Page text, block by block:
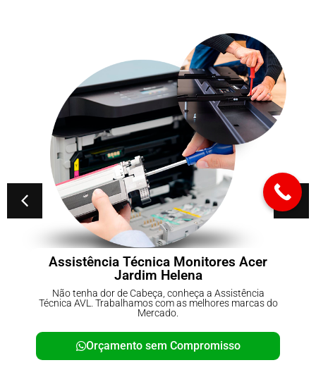
Assistência Técnica Monitores Acer
Jardim Helena
Não tenha dor de Cabeça, conheça a Assistência
Técnica AVL. Trabalhamos com as melhores marcas do
Mercado.
Orçamento sem Compromisso